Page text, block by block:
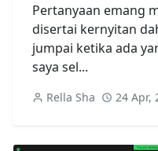
Pertanyaan emang
disertai kernyitan
jumpai ketika ada
saya sel...
Rella Sha 24 Apr,